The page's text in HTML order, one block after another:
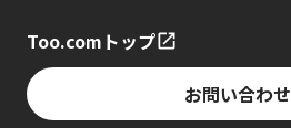
Too.comトップ
お問い合わせ